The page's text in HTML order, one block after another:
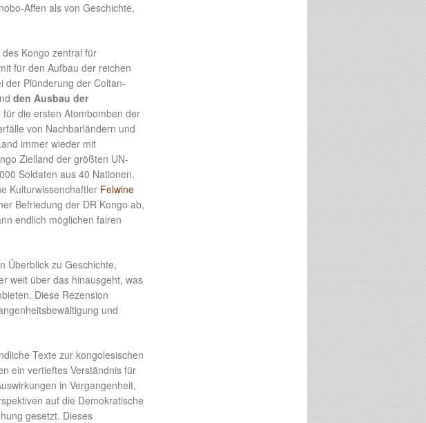
Affen als von Geschichte,
Kongo zentral für
für den Aufbau der reichen
der Plünderung der Coltan-
den Ausbau der
die ersten Atombomben der
von Nachbarländern und
immer wieder mit
Zielland der größten UN-
Soldaten aus 40 Nationen.
Kulturwissenchaftler Felwine
Befriedung der DR Kongo ab,
endlich möglichen fairen
Überblick zu Geschichte,
weit über das hinausgeht, was
Diese Rezension
und
Texte zur kongolesischen
ein vertieftes Verständnis für
in Vergangenheit,
auf die Demokratische
gesetzt. Dieses